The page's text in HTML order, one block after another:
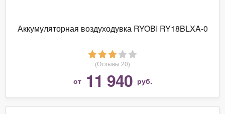
Аккумуляторная воздуходувка RYOBI RY18BLXA-0
(Отзывы 20)
от 11 940 руб.